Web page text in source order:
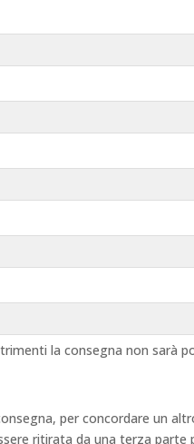
la consegna non sarà
per concordare un
ritirata da una terza